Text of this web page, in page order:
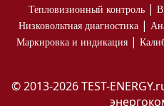
Тепловизионный контроль |
Низковольтная диагностика |
Маркировка и индикация |
© 2013-2026 TEST-